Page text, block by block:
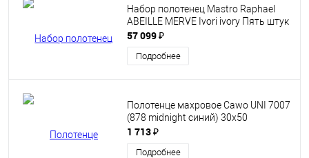
Набор полотенец Mastro Raphael
ABEILLE MERVE Ivori ivory Пять штук
57 099 ₽
Подробнее
Полотенце махровое Cawo UNI 7007
(878 midnight синий) 30x50
1 713 ₽
Подробнее